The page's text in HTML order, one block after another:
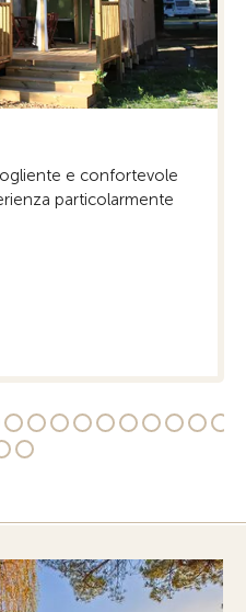
e confortevole
particolarmente